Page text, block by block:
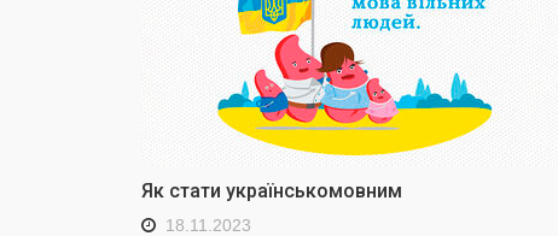
Як стати українськомовним
18.11.2023